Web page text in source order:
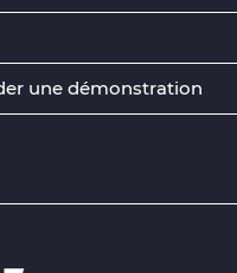
une démonstration